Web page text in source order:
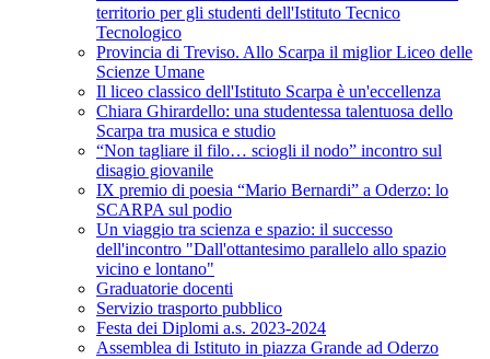
territorio per gli studenti dell'Istituto Tecnico
Tecnologico
Provincia di Treviso. Allo Scarpa il miglior Liceo delle
Scienze Umane
Il liceo classico dell'Istituto Scarpa è un'eccellenza
Chiara Ghirardello: una studentessa talentuosa dello
Scarpa tra musica e studio
“Non tagliare il filo… sciogli il nodo” incontro sul
disagio giovanile
IX premio di poesia “Mario Bernardi” a Oderzo: lo
SCARPA sul podio
Un viaggio tra scienza e spazio: il successo
dell'incontro "Dall'ottantesimo parallelo allo spazio
vicino e lontano"
Graduatorie docenti
Servizio trasporto pubblico
Festa dei Diplomi a.s. 2023-2024
Assemblea di Istituto in piazza Grande ad Oderzo